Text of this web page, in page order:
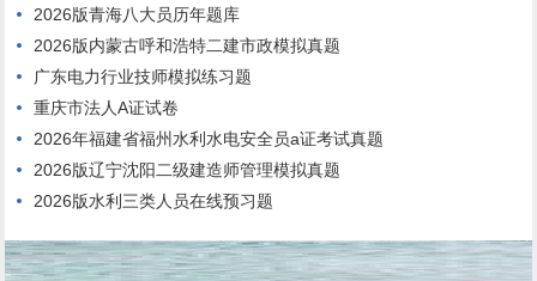
2026版青海八大员历年题库
2026版内蒙古呼和浩特二建市政模拟真题
广东电力行业技师模拟练习题
重庆市法人A证试卷
2026年福建省福州水利水电安全员a证考试真题
2026版辽宁沈阳二级建造师管理模拟真题
2026版水利三类人员在线预习题